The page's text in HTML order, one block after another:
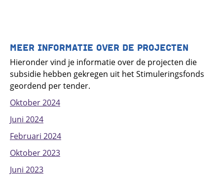
MEER INFORMATIE OVER DE PROJECTEN
Hieronder vind je informatie over de projecten die
subsidie hebben gekregen uit het Stimuleringsfonds
geordend per tender.
Oktober 2024
Juni 2024
Februari 2024
Oktober 2023
Juni 2023